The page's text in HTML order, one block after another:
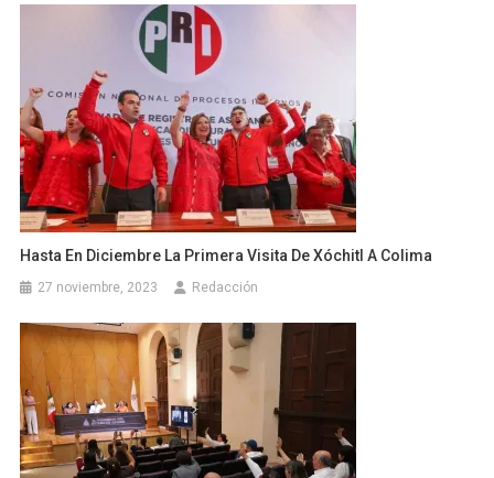
Hasta En Diciembre La Primera Visita De Xóchitl A Colima
27 noviembre, 2023 Redacción